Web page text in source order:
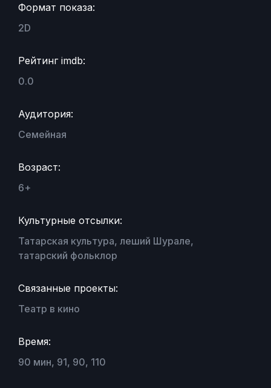
Формат показа:
2D
Рейтинг imdb:
0.0
Аудитория:
Семейная
Возраст:
6+
Культурные отсылки:
Татарская культура, леший Шурале,
татарский фольклор
Связанные проекты:
Театр в кино
Время:
90 мин, 91, 90, 110